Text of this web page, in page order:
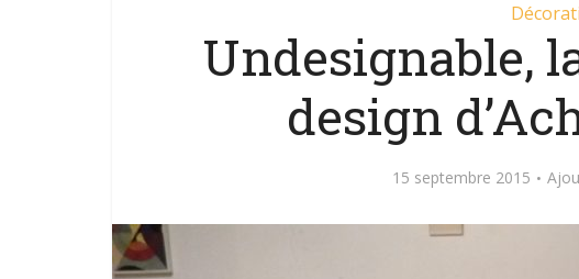
Undesignable,
design
15 septembre 2015